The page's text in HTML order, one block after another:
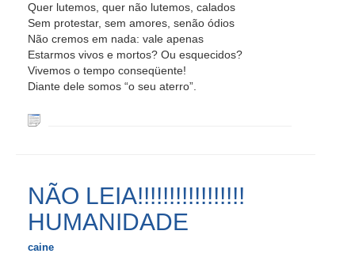
Quer lutemos, quer não lutemos, calados
Sem protestar, sem amores, senão ódios
Não cremos em nada: vale apenas
Estarmos vivos e mortos? Ou esquecidos?
Vivemos o tempo conseqüente!
Diante dele somos “o seu aterro”.
NÃO LEIA!!!!!!!!!!!!!!!!!
HUMANIDADE
caine